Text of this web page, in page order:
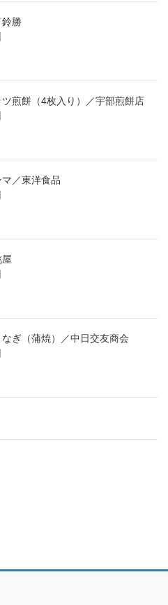
勝
煎餅（4枚入り）／宇部煎餅店
／東洋食品
ぎ（蒲焼）／中日交友商会